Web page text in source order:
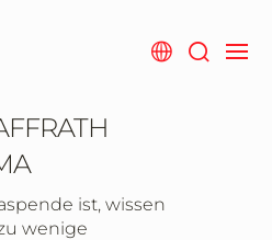
ist, wissen
wenige